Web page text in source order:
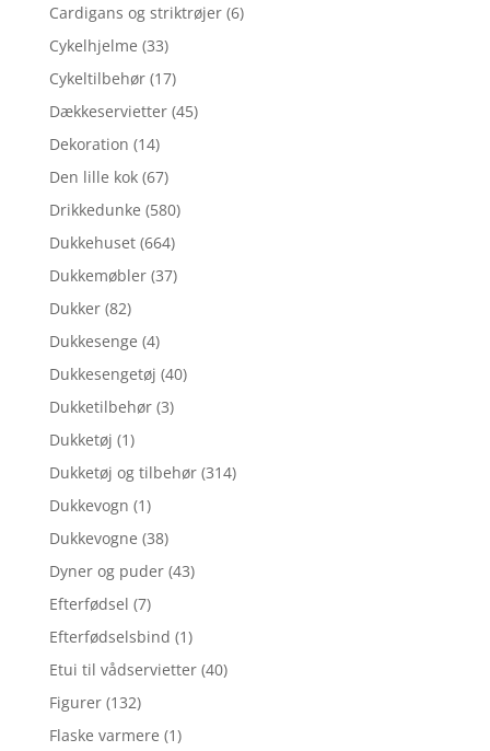
Cardigans og striktrøjer (6)
Cykelhjelme (33)
Cykeltilbehør (17)
Dækkeservietter (45)
Dekoration (14)
Den lille kok (67)
Drikkedunke (580)
Dukkehuset (664)
Dukkemøbler (37)
Dukker (82)
Dukkesenge (4)
Dukkesengetøj (40)
Dukketilbehør (3)
Dukketøj (1)
Dukketøj og tilbehør (314)
Dukkevogn (1)
Dukkevogne (38)
Dyner og puder (43)
Efterfødsel (7)
Efterfødselsbind (1)
Etui til vådservietter (40)
Figurer (132)
Flaske varmere (1)